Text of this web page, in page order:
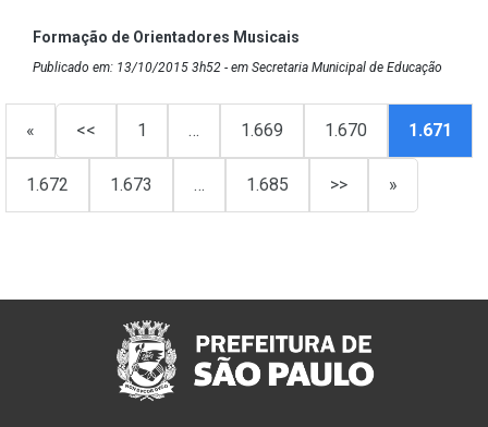
Formação de Orientadores Musicais
Publicado em: 13/10/2015 3h52 - em Secretaria Municipal de Educação
« << 1 … 1.669 1.670 1.671
1.672 1.673 … 1.685 >> »